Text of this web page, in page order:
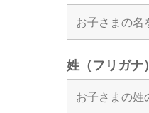
姓（フリガナ）